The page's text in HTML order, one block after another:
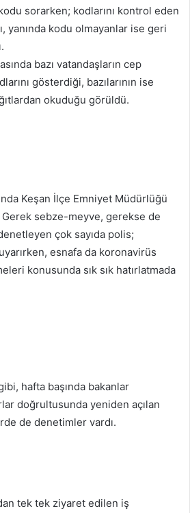
sorarken; kodlarını kontrol eden
yanında kodu olmayanlar ise geri
bazı vatandaşların cep
gösterdiği, bazılarının ise
okuduğu görüldü.
Keşan İlçe Emniyet Müdürlüğü
sebze-meyve, gerekse de
çok sayıda polis;
esnafa da koronavirüs
konusunda sık sık hatırlatmada
hafta başında bakanlar
doğrultusunda yeniden açılan
de denetimler vardı.
tek tek ziyaret edilen iş